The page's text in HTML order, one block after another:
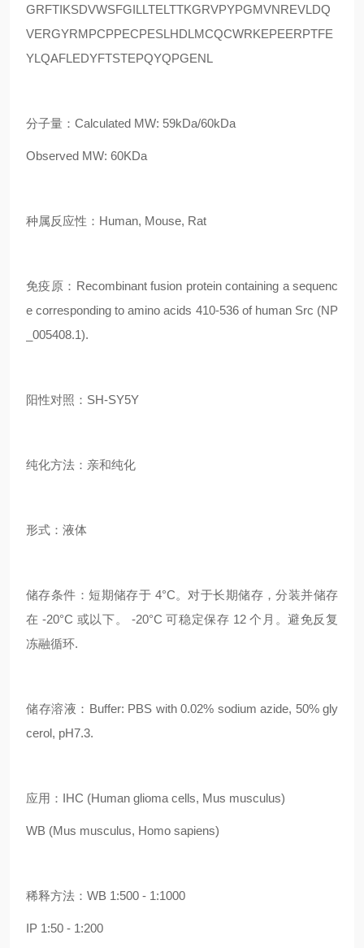
GRFTIKSDVWSFGILLTELTTKGRVPYPGMVNREVLDQ
VERGYRMPCPPECPESLHDLMCQCWRKEPEERPTFE
YLQAFLEDYFTSTEPQYQPGENL
分子量：Calculated MW: 59kDa/60kDa
Observed MW: 60KDa
种属反应性：Human, Mouse, Rat
免疫原：Recombinant fusion protein containing a sequenc
e corresponding to amino acids 410-536 of human Src (NP
_005408.1).
阳性对照：SH-SY5Y
纯化方法：亲和纯化
形式：液体
储存条件：短期储存于 4°C。对于长期储存，分装并储存
在 -20°C 或以下。 -20°C 可稳定保存 12 个月。避免反复
冻融循环.
储存溶液：Buffer: PBS with 0.02% sodium azide, 50% gly
cerol, pH7.3.
应用：IHC (Human glioma cells, Mus musculus)
WB (Mus musculus, Homo sapiens)
稀释方法：WB 1:500 - 1:1000
IP 1:50 - 1:200